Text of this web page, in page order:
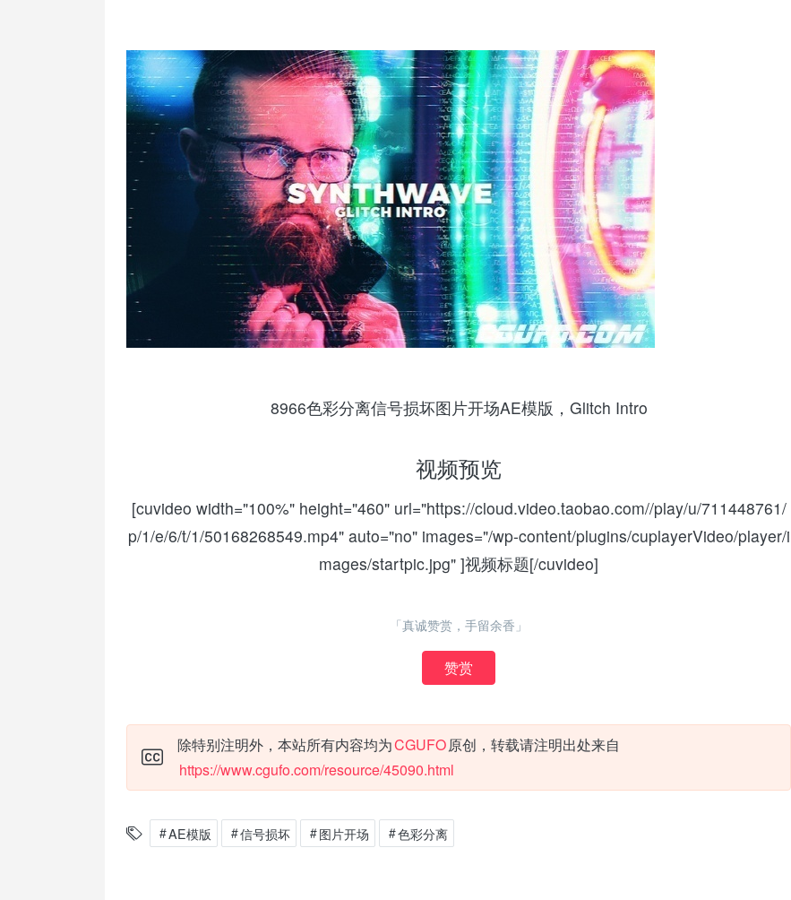
8966色彩分离信号损坏图片开场AE模版，Glitch Intro
视频预览
[cuvideo width="100%" height="460" url="https://cloud.video.taobao.com//play/u/711448761/
p/1/e/6/t/1/50168268549.mp4" auto="no" images="/wp-content/plugins/cuplayerVideo/player/i
mages/startpic.jpg" ]视频标题[/cuvideo]
「真诚赞赏，手留余香」
赞赏
除特别注明外，本站所有内容均为CGUFO原创，转载请注明出处来自
https://www.cgufo.com/resource/45090.html
AE模版 信号损坏 图片开场 色彩分离